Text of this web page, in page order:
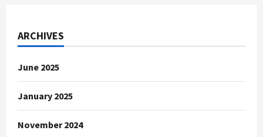
ARCHIVES
June 2025
January 2025
November 2024